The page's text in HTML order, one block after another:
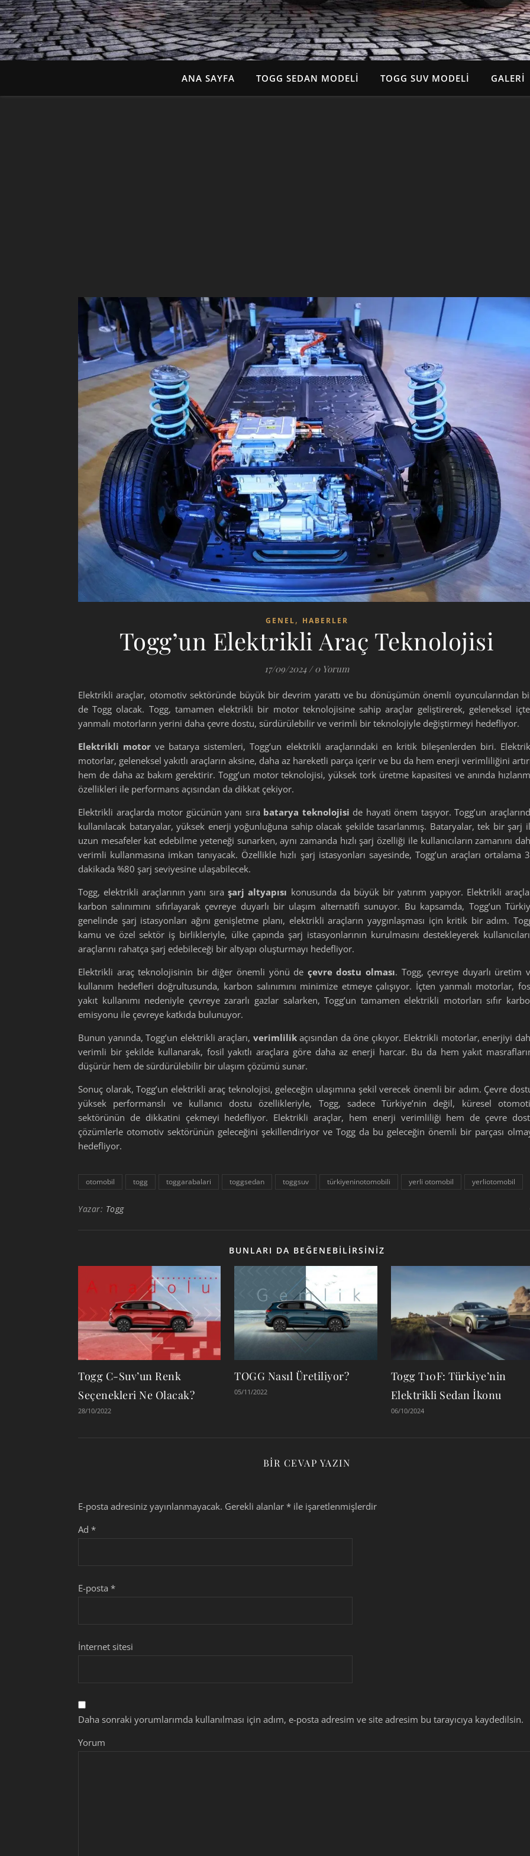
ANA SAYFA TOGG SEDAN MODELI TOGG SUV MODELI GALERI
GENEL, HABERLER
Togg’un Elektrikli Araç Teknolojisi
17/09/2024 / 0 Yorum
Elektrikli araçlar, otomotiv sektöründe büyük bir devrim yarattı ve bu dönüşümün önemli oyuncularından
de Togg olacak. Togg, tamamen elektrikli bir motor teknolojisine sahip araçlar geliştirerek, geleneksel
yanmalı motorların yerini daha çevre dostu, sürdürülebilir ve verimli bir teknolojiyle değiştirmeyi hedefliyor.
Elektrikli motor ve batarya sistemleri, Togg’un elektrikli araçlarındaki en kritik bileşenlerden biri.
motorlar, geleneksel yakıtlı araçların aksine, daha az hareketli parça içerir ve bu da hem enerji verimliliğini
hem de daha az bakım gerektirir. Togg’un motor teknolojisi, yüksek tork üretme kapasitesi ve anında
özellikleri ile performans açısından da dikkat çekiyor.
Elektrikli araçlarda motor gücünün yanı sıra batarya teknolojisi de hayati önem taşıyor. Togg’un
kullanılacak bataryalar, yüksek enerji yoğunluğuna sahip olacak şekilde tasarlanmış. Bataryalar, tek bir şarj
uzun mesafeler kat edebilme yeteneği sunarken, aynı zamanda hızlı şarj özelliği ile kullanıcıların zamanını
verimli kullanmasına imkan tanıyacak. Özellikle hızlı şarj istasyonları sayesinde, Togg’un araçları ortalama
dakikada %80 şarj seviyesine ulaşabilecek.
Togg, elektrikli araçlarının yanı sıraşarj altyapısı konusunda da büyük bir yatırım yapıyor. Elektrikli
karbon salınımını sıfırlayarak çevreye duyarlı bir ulaşım alternatifi sunuyor. Bu kapsamda, Togg’un
genelinde şarj istasyonları ağını genişletme planı, elektrikli araçların yaygınlaşması için kritik bir adım.
kamu ve özel sektör iş birlikleriyle, ülke çapında şarj istasyonlarının kurulmasını destekleyerek
araçlarını rahatça şarj edebileceği bir altyapı oluşturmayı hedefliyor.
Elektrikli araç teknolojisinin bir diğer önemli yönü de çevre dostu olması. Togg, çevreye duyarlı üretim
kullanım hedefleri doğrultusunda, karbon salınımını minimize etmeye çalışıyor. İçten yanmalı motorlar,
yakıt kullanımı nedeniyle çevreye zararlı gazlar salarken, Togg’un tamamen elektrikli motorları sıfır
emisyonu ile çevreye katkıda bulunuyor.
Bunun yanında, Togg’un elektrikli araçları, verimlilikaçısından da öne çıkıyor. Elektrikli motorlar, enerjiyi
verimli bir şekilde kullanarak, fosil yakıtlı araçlara göre daha az enerji harcar. Bu da hem yakıt
düşürür hem de sürdürülebilir bir ulaşım çözümü sunar.
Sonuç olarak, Togg’un elektrikli araç teknolojisi, geleceğin ulaşımına şekil verecek önemli bir adım. Çevre
yüksek performanslı ve kullanıcı dostu özellikleriyle, Togg, sadece Türkiye’nin değil, küresel
sektörünün de dikkatini çekmeyi hedefliyor. Elektrikli araçlar, hem enerji verimliliği hem de çevre
çözümlerle otomotiv sektörünün geleceğini şekillendiriyor ve Togg da bu geleceğin önemli bir parçası
hedefliyor.
otomobil togg toggarabalari toggsedan toggsuv türkiyeninotomobili yerli otomobil yerliotomobil
Yazar: Togg
BUNLARI DA BEĞENEBILIRSINIZ
Togg C-Suv’un Renk
Seçenekleri Ne Olacak?
28/10/2022
TOGG Nasıl Üretiliyor?
05/11/2022
Togg T10F: Türkiye’nin
Elektrikli Sedan İkonu
06/10/2024
BIR CEVAP YAZIN
E-posta adresiniz yayınlanmayacak. Gerekli alanlar * ile işaretlenmişlerdir
Ad *
E-posta *
İnternet sitesi
Daha sonraki yorumlarımda kullanılması için adım, e-posta adresim ve site adresim bu tarayıcıya kaydedilsin.
Yorum